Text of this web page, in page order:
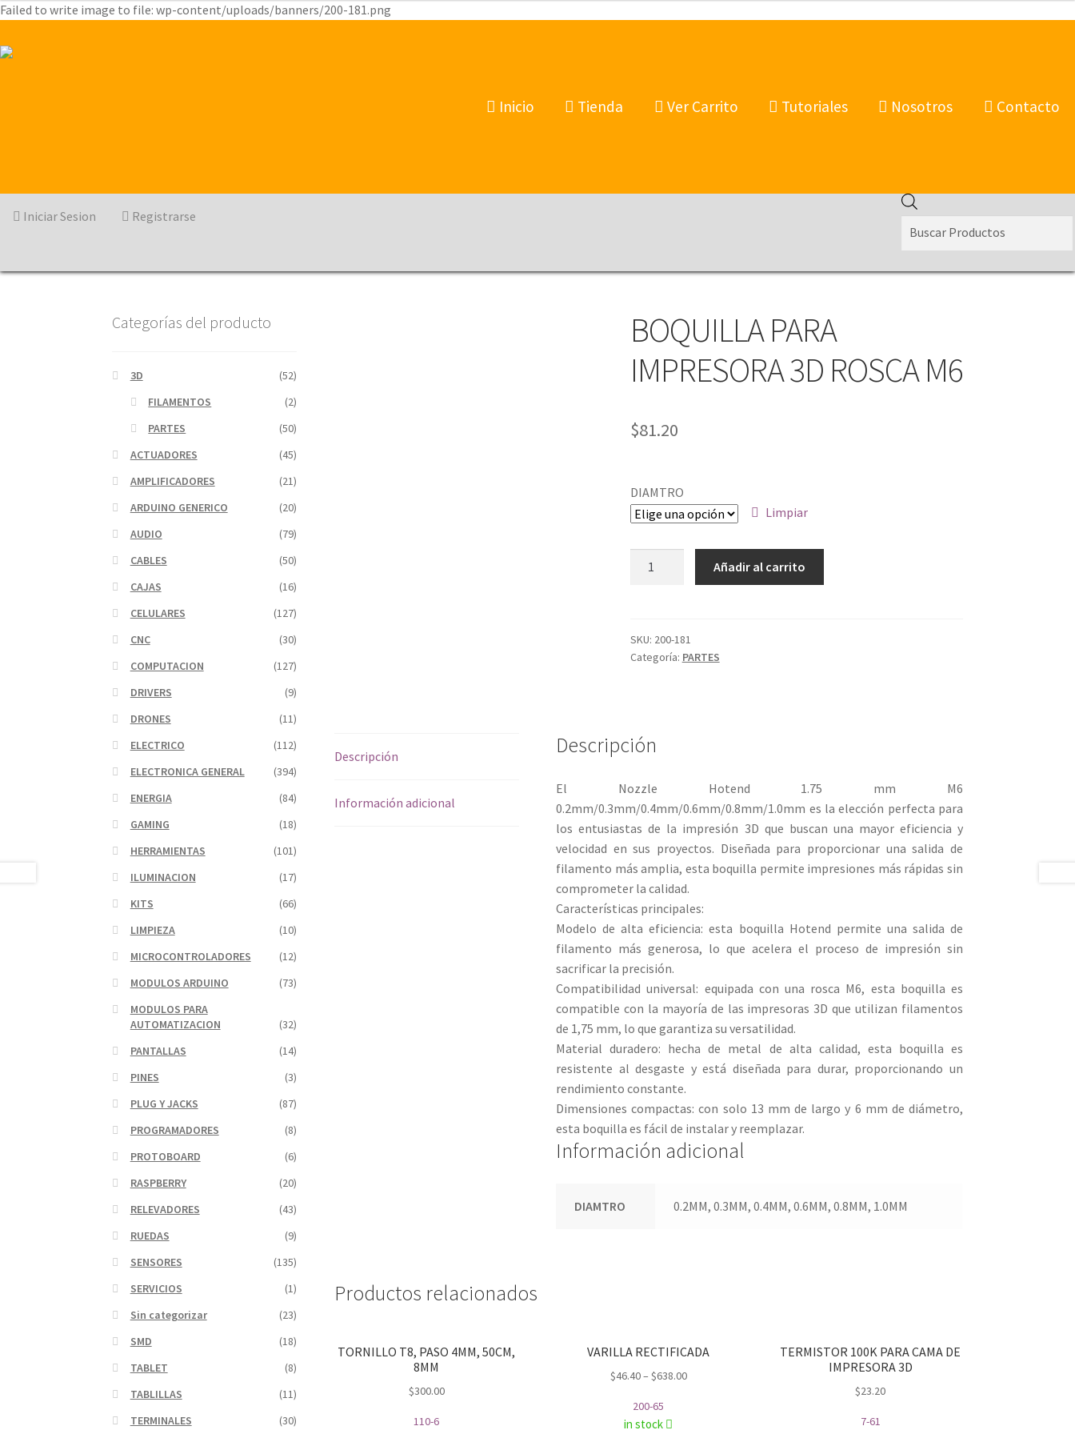
Failed to write image to file: wp-content/uploads/banners/200-181.png
Inicio Tienda Ver Carrito Tutoriales Nosotros Contacto
Iniciar Sesion Registrarse
BOQUILLA PARA
IMPRESORA 3D ROSCA M6
$81.20
DIAMTRO
Limpiar
ROSCA
M6
Añadir al carrito
SKU: 200-181
Categoría: PARTES
Descripción
Información adicional
Descripción
El Nozzle Hotend 1.75 mm M6
0.2mm/0.3mm/0.4mm/0.6mm/0.8mm/1.0mm es la elección perfecta para
los entusiastas de la impresión 3D que buscan una mayor eficiencia y
velocidad en sus proyectos. Diseñada para proporcionar una salida de
filamento más amplia, esta boquilla permite impresiones más rápidas sin
comprometer la calidad.
Características principales:
Modelo de alta eficiencia: esta boquilla Hotend permite una salida de
filamento más generosa, lo que acelera el proceso de impresión sin
sacrificar la precisión.
Compatibilidad universal: equipada con una rosca M6, esta boquilla es
compatible con la mayoría de las impresoras 3D que utilizan filamentos
de 1,75 mm, lo que garantiza su versatilidad.
Material duradero: hecha de metal de alta calidad, esta boquilla es
resistente al desgaste y está diseñada para durar, proporcionando un
rendimiento constante.
Dimensiones compactas: con solo 13 mm de largo y 6 mm de diámetro,
esta boquilla es fácil de instalar y reemplazar.
Información adicional
DIAMTRO 0.2MM, 0.3MM, 0.4MM, 0.6MM, 0.8MM, 1.0MM
Productos relacionados
TORNILLO T8, PASO 4MM, 50CM,
8MM
$300.00
110-6
VARILLA RECTIFICADA
$46.40– $638.00
200-65
in stock
TERMISTOR 100K PARA CAMA DE
IMPRESORA 3D
$23.20
7-61
Categorías del producto
3D
(52)
FILAMENTOS
(2)
PARTES
(50)
ACTUADORES
(45)
AMPLIFICADORES
(21)
ARDUINO GENERICO
(20)
AUDIO
(79)
CABLES
(50)
CAJAS
(16)
CELULARES
(127)
CNC
(30)
COMPUTACION
(127)
DRIVERS
(9)
DRONES
(11)
ELECTRICO
(112)
ELECTRONICA GENERAL
(394)
ENERGIA
(84)
GAMING
(18)
HERRAMIENTAS
(101)
ILUMINACION
(17)
KITS
(66)
LIMPIEZA
(10)
MICROCONTROLADORES
(12)
MODULOS ARDUINO
(73)
MODULOS PARA
AUTOMATIZACION
(32)
PANTALLAS
(14)
PINES
(3)
PLUG Y JACKS
(87)
PROGRAMADORES
(8)
PROTOBOARD
(6)
RASPBERRY
(20)
RELEVADORES
(43)
RUEDAS
(9)
SENSORES
(135)
SERVICIOS
(1)
Sin categorizar
(23)
SMD
(18)
TABLET
(8)
TABLILLAS
(11)
TERMINALES
(30)